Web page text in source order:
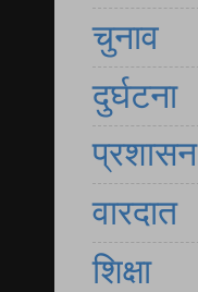
चुनाव
दुर्घटना
प्रशासन
वारदात
शिक्षा